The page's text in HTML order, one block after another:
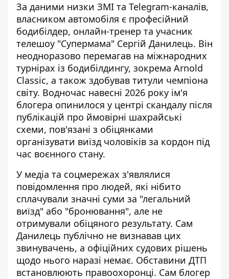
За даними низки ЗМІ та Telegram-каналів,
власником автомобіля є професійний
бодибілдер, онлайн-тренер та учасник
телешоу "Супермама" Сергій Данилець. Він
неодноразово перемагав на міжнародних
турнірах із бодибілдингу, зокрема Arnold
Classic, а також здобував титули чемпіона
світу. Водночас навесні 2026 року ім'я
блогера опинилося у центрі скандалу після
публікацій про ймовірні шахрайські
схеми, пов'язані з обіцянками
організувати виїзд чоловіків за кордон під
час воєнного стану.
У медіа та соцмережах з'являлися
повідомлення про людей, які нібито
сплачували значні суми за "легальний
виїзд" або "бронювання", але не
отримували обіцяного результату. Сам
Данилець публічно не визнавав цих
звинувачень, а офіційних судових рішень
щодо нього наразі немає. Обставини ДТП
встановлюють правоохоронці. Сам блогер